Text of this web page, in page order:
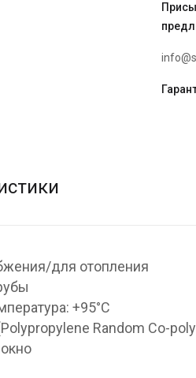
метра
для отопления
+95°С
Random Co-